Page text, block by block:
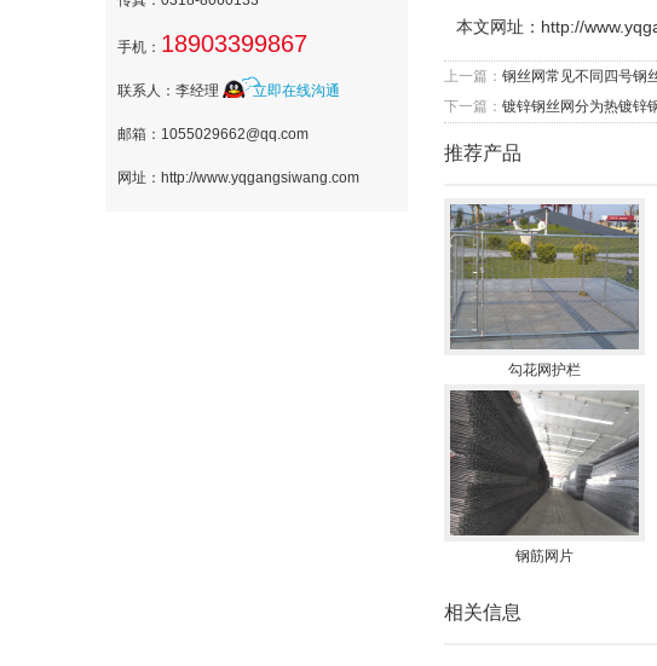
手机： 18903399867
联系人：李经理 立即在线沟通
邮箱：1055029662@qq.com
网址：http://www.yqgangsiwang.com
本文网址： http://
上一篇： 钢丝网常见不同四号钢
下一篇： 镀锌钢丝网分为热镀锌
推荐产品
勾花网护栏
钢筋网片
相关信息